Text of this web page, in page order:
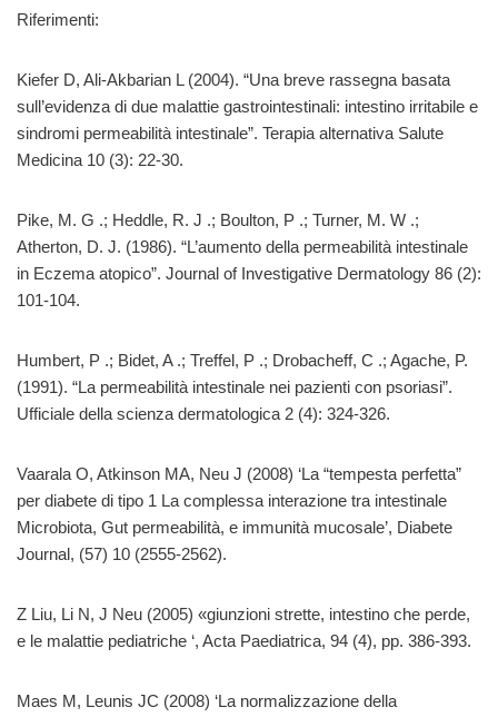
Riferimenti:
Kiefer D, Ali-Akbarian L (2004). “Una breve rassegna basata
sull’evidenza di due malattie gastrointestinali: intestino irritabile e
sindromi permeabilità intestinale”. Terapia alternativa Salute
Medicina 10 (3): 22-30.
Pike, M. G .; Heddle, R. J .; Boulton, P .; Turner, M. W .;
Atherton, D. J. (1986). “L’aumento della permeabilità intestinale
in Eczema atopico”. Journal of Investigative Dermatology 86 (2):
101-104.
Humbert, P .; Bidet, A .; Treffel, P .; Drobacheff, C .; Agache, P.
(1991). “La permeabilità intestinale nei pazienti con psoriasi”.
Ufficiale della scienza dermatologica 2 (4): 324-326.
Vaarala O, Atkinson MA, Neu J (2008) ‘La “tempesta perfetta”
per diabete di tipo 1 La complessa interazione tra intestinale
Microbiota, Gut permeabilità, e immunità mucosale’, Diabete
Journal, (57) 10 (2555-2562).
Z Liu, Li N, J Neu (2005) «giunzioni strette, intestino che perde,
e le malattie pediatriche ‘, Acta Paediatrica, 94 (4), pp. 386-393.
Maes M, Leunis JC (2008) ‘La normalizzazione della